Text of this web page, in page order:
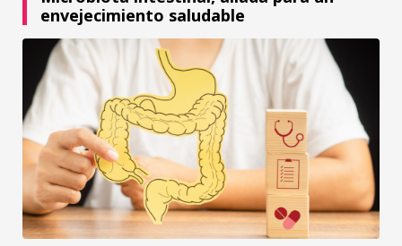
envejecimiento saludable